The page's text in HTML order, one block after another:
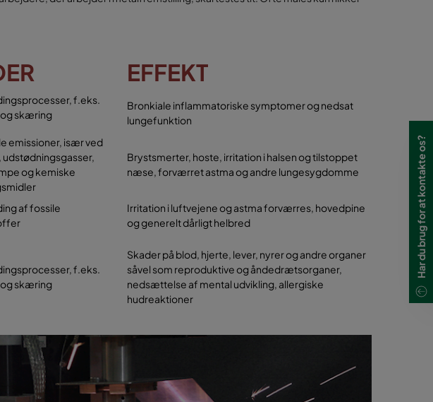
EFFEKT
f.eks.
og skæring
Bronkiale inflammatoriske symptomer og nedsat
lungefunktion
emissioner, især ved
udstødningsgasser,
og kemiske
Brystsmerter, hoste, irritation i halsen og tilstoppet
næse, forværret astma og andre lungesygdomme
af fossile
Irritation i luftvejene og astma forværres, hovedpine
og generelt dårligt helbred
f.eks.
og skæring
Skader på blod, hjerte, lever, nyrer og andre organer
såvel som reproduktive og åndedrætsorganer,
nedsættelse af mental udvikling, allergiske
hudreaktioner
Har du brug for at kontakte os?